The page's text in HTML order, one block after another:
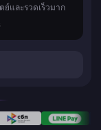
ย์และรวดเร็วมาก